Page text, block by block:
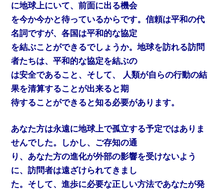
に地球上にいて、前面に出る機会
を今か今かと待っているからです。信頼は平和の代
名詞ですが、各国は平和的な協定
を結ぶことができるでしょうか。地球を訪れる訪問
者たちは、平和的な協定を結ぶの
は安全であること、そして、 人類が自らの行動の結
果を清算することが出来ると期
待することができると知る必要があります。
あなた方は永遠に地球上で孤立する予定ではありま
せんでした。しかし、ご存知の通
り、あなた方の進化が外部の影響を受けないよう
に、訪問者は遠ざけられてきまし
た。そして、進歩に必要な正しい方法であなたが発